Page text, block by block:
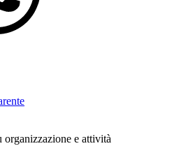
e attività